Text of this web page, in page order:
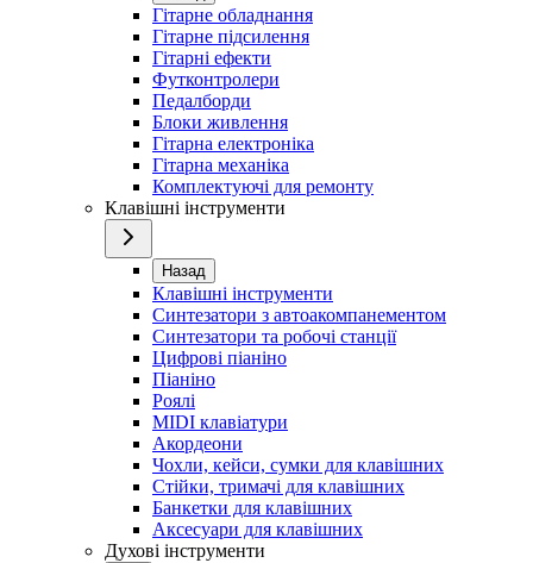
Гітарне обладнання
Гітарне підсилення
Гітарні ефекти
Футконтролери
Педалборди
Блоки живлення
Гітарна електроніка
Гітарна механіка
Комплектуючі для ремонту
Клавішні інструменти
Назад
Клавішні інструменти
Синтезатори з автоакомпанементом
Синтезатори та робочі станції
Цифрові піаніно
Піаніно
Роялі
MIDI клавіатури
Акордеони
Чохли, кейси, сумки для клавішних
Стійки, тримачі для клавішних
Банкетки для клавішних
Аксесуари для клавішних
Духові інструменти